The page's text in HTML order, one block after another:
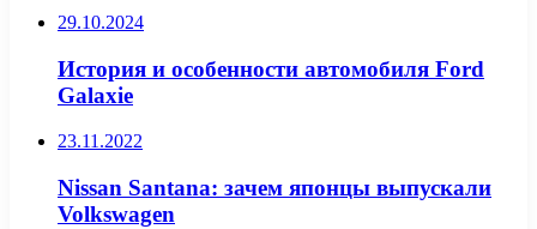
29.10.2024
История и особенности автомобиля Ford
Galaxie
23.11.2022
Nissan Santana: зачем японцы выпускали
Volkswagen